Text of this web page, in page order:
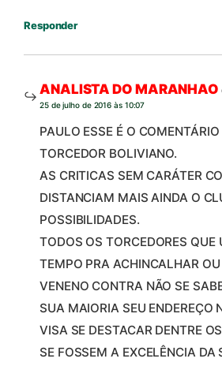
Responder
ANALISTA DO MARANHAO
25 de julho de 2016 às 10:07
PAULO ESSE É O
TORCEDOR BOLIVIANO.
AS CRITICAS SEM CARÁTER
DISTANCIAM MAIS AINDA O
POSSIBILIDADES.
TODOS OS TORCEDORES QUE
TEMPO PRA ACHINCALHAR
VENENO CONTRA NÃO SE
SUA MAIORIA SEU ENDEREÇO
VISA SE DESTACAR DENTRE
SE FOSSEM A EXCELÊNCIA DA